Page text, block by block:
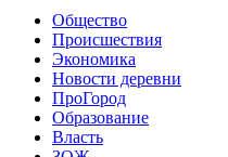
Общество
Происшествия
Экономика
Новости деревни
ПроГород
Образование
Власть